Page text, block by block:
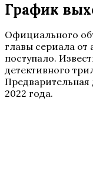
График
Официального
главы сериала от
поступало.
детективного
Предварительная
2022 года.